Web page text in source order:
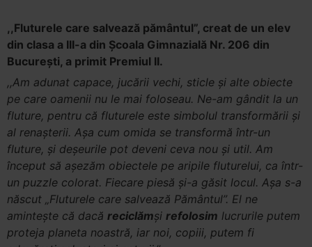
,,Fluturele care salvează pământul”, creat de un elev
din clasa a III-a din Școala Gimnazială Nr. 206 din
București, a primit Premiul II.
,,Am adunat capace, jucării vechi, sticle și alte obiecte
pe care oamenii nu le mai foloseau. Ne-am gândit la un
fluture, pentru că fluturele este simbolul transformării și
al renașterii. Așa cum omida se transformă într-un
fluture, și deșeurile pot deveni ceva nou și util. Am
început să așezăm obiectele pe aripile fluturelui, ca într-
un puzzle colorat. Fiecare piesă și-a găsit locul. Așa s-a
născut „Fluturele care salvează Pământul”. El ne
amintește că dacă reciclămși refolosim lucrurile putem
proteja planeta noastră, iar noi, copiii, putem fi